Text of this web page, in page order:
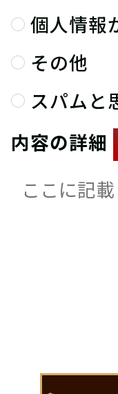
個人情報
その他
スパムと
内容の詳細